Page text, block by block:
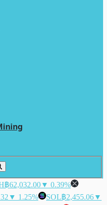
฿62,032.00▼ 0.39%
▼ 1.25% SOL฿2,455.06▼